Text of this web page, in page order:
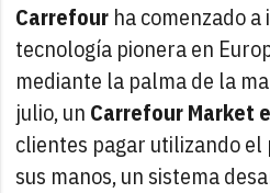
Carrefour ha comenzado
tecnología pionera en
mediante la palma de la
julio, un Carrefour Market
clientes pagar utilizando el
sus manos, un sistema